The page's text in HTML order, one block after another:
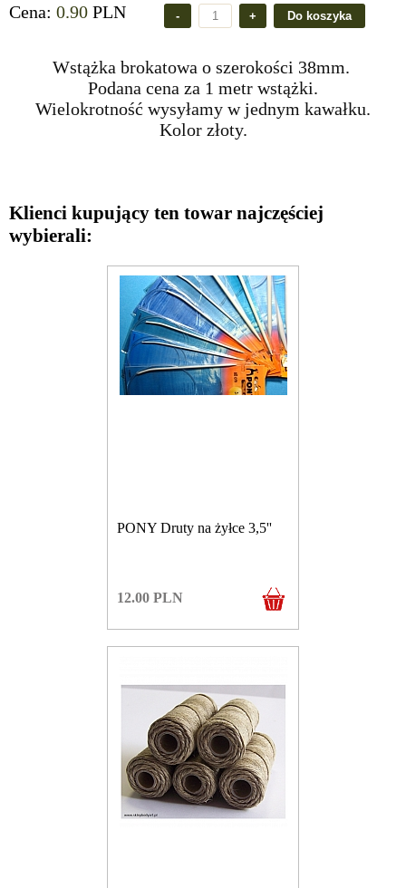
Cena: 0.90 PLN
Wstążka brokatowa o szerokości 38mm.
Podana cena za 1 metr wstążki.
Wielokrotność wysyłamy w jednym kawałku.
Kolor złoty.
Klienci kupujący ten towar najczęściej
wybierali:
PONY Druty na żyłce 3,5''
12.00 PLN